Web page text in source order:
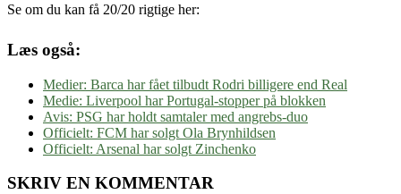
Se om du kan få 20/20 rigtige her:
Læs også:
Medier: Barca har fået tilbudt Rodri billigere end Real
Medie: Liverpool har Portugal-stopper på blokken
Avis: PSG har holdt samtaler med angrebs-duo
Officielt: FCM har solgt Ola Brynhildsen
Officielt: Arsenal har solgt Zinchenko
SKRIV EN KOMMENTAR